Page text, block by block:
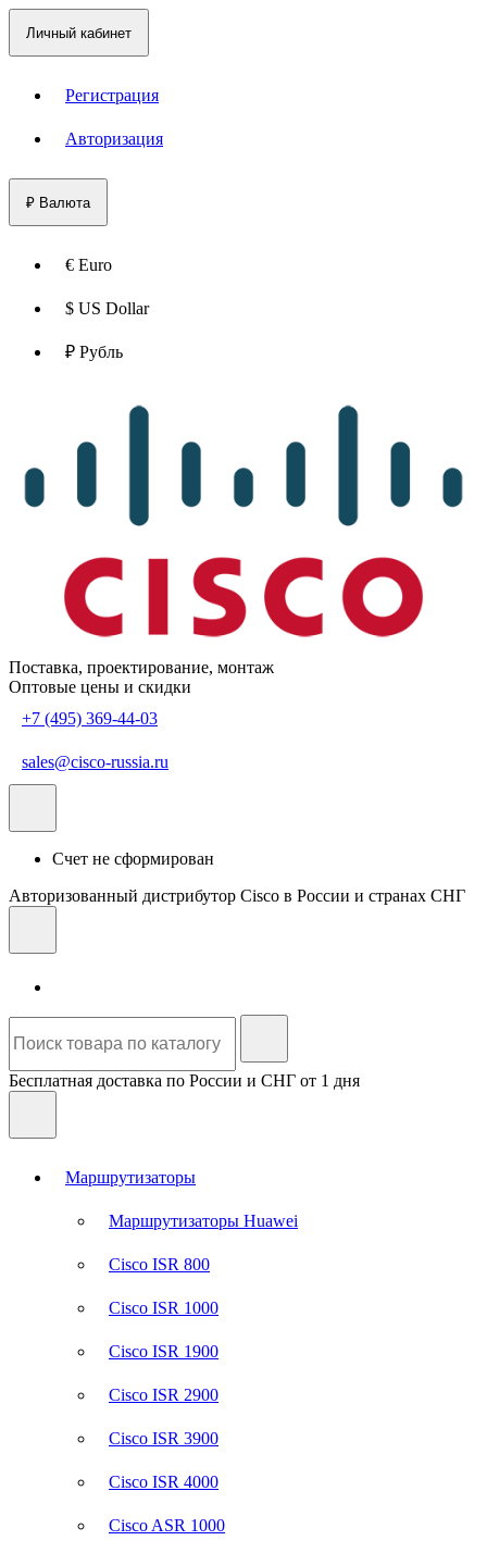
Личный кабинет
Регистрация
Авторизация
₽ Валюта
€ Euro
$ US Dollar
₽ Рубль
Поставка, проектирование, монтаж
Оптовые цены и скидки
+7 (495) 369-44-03
sales@cisco-russia.ru
Счет не сформирован
Авторизованный дистрибутор Cisco в России и странах СНГ
Бесплатная доставка по России и СНГ от 1 дня
Маршрутизаторы
Маршрутизаторы Huawei
Cisco ISR 800
Cisco ISR 1000
Cisco ISR 1900
Cisco ISR 2900
Cisco ISR 3900
Cisco ISR 4000
Cisco ASR 1000